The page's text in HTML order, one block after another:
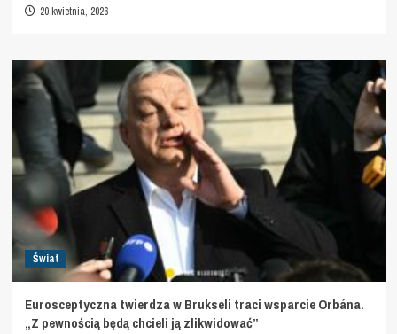
20 kwietnia, 2026
Świat
Eurosceptyczna twierdza w Brukseli traci wsparcie Orbána.
„Z pewnością będą chcieli ją zlikwidować”